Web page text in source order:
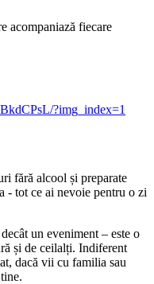
acompaniază fiecare
?img_index=1
fără alcool și preparate
- tot ce ai nevoie pentru o zi
un eveniment – este o
și de ceilalți. Indiferent
dacă vii cu familia sau